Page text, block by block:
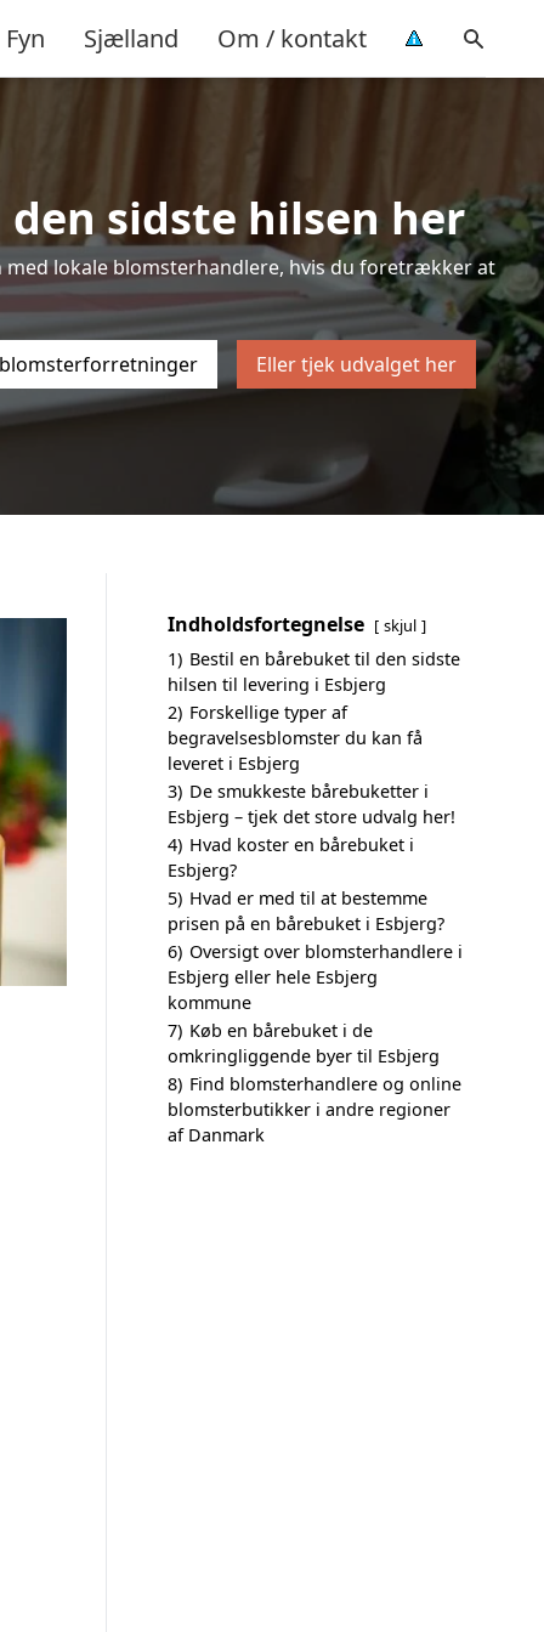
Fyn Sjælland Om / kontakt
sidste hilsen her
lokale blomsterhandlere, hvis du foretrækker at
Eller tjek udvalget her
Indholdsfortegnelse skjul
1) Bestil en bårebuket til den sidste
hilsen til levering i Esbjerg
2) Forskellige typer af
begravelsesblomster du kan få
leveret i Esbjerg
3) De smukkeste bårebuketter i
Esbjerg – tjek det store udvalg her!
4) Hvad koster en bårebuket i
Esbjerg?
5) Hvad er med til at bestemme
prisen på en bårebuket i Esbjerg?
6) Oversigt over blomsterhandlere i
Esbjerg eller hele Esbjerg
kommune
7) Køb en bårebuket i de
omkringliggende byer til Esbjerg
8) Find blomsterhandlere og online
blomsterbutikker i andre regioner
af Danmark